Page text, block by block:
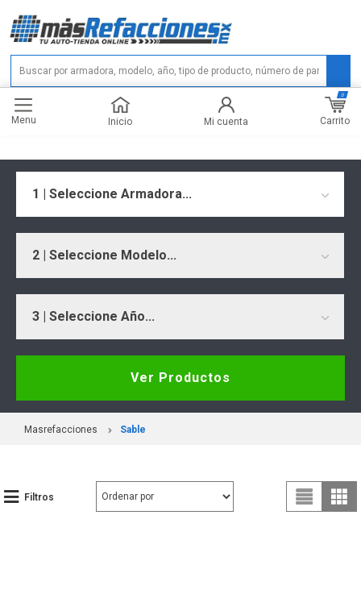
Menu Inicio Mi cuenta Carrito
0
1 | Seleccione Armadora...
2 | Seleccione Modelo...
3 | Seleccione Año...
Ver Productos
Masrefacciones Sable
Filtros